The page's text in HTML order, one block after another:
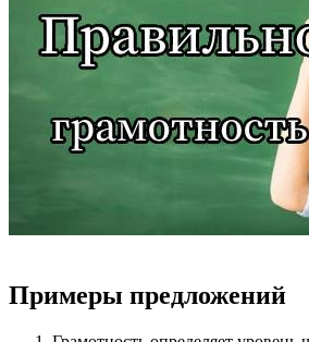
Примеры предложений